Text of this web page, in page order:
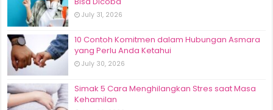
July 31, 2026
10 Contoh Komitmen dalam Hubungan Asmara
yang Perlu Anda Ketahui
July 30, 2026
Simak 5 Cara Menghilangkan Stres saat Masa
Kehamilan